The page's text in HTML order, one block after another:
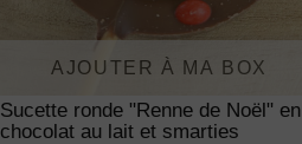
AJOUTER À MA BOX
Sucette ronde "Renne de Noël" en
chocolat au lait et smarties